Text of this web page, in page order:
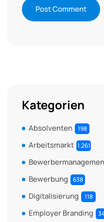
Kategorien
Absolventen 198
Arbeitsmarkt 1.261
Bewerbung 638
Digitalisierung 118
Employer Branding